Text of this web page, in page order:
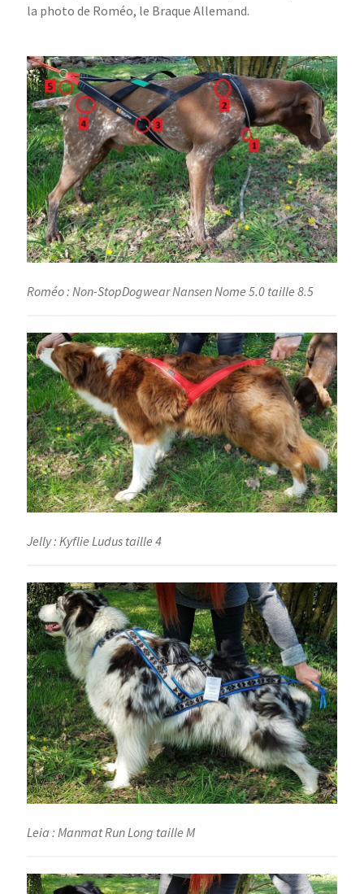
la photo de Roméo, le Braque Allemand.
Roméo : Non-StopDogwear Nansen Nome 5.0 taille 8.5
Jelly : Kyflie Ludus taille 4
Leia : Manmat Run Long taille M